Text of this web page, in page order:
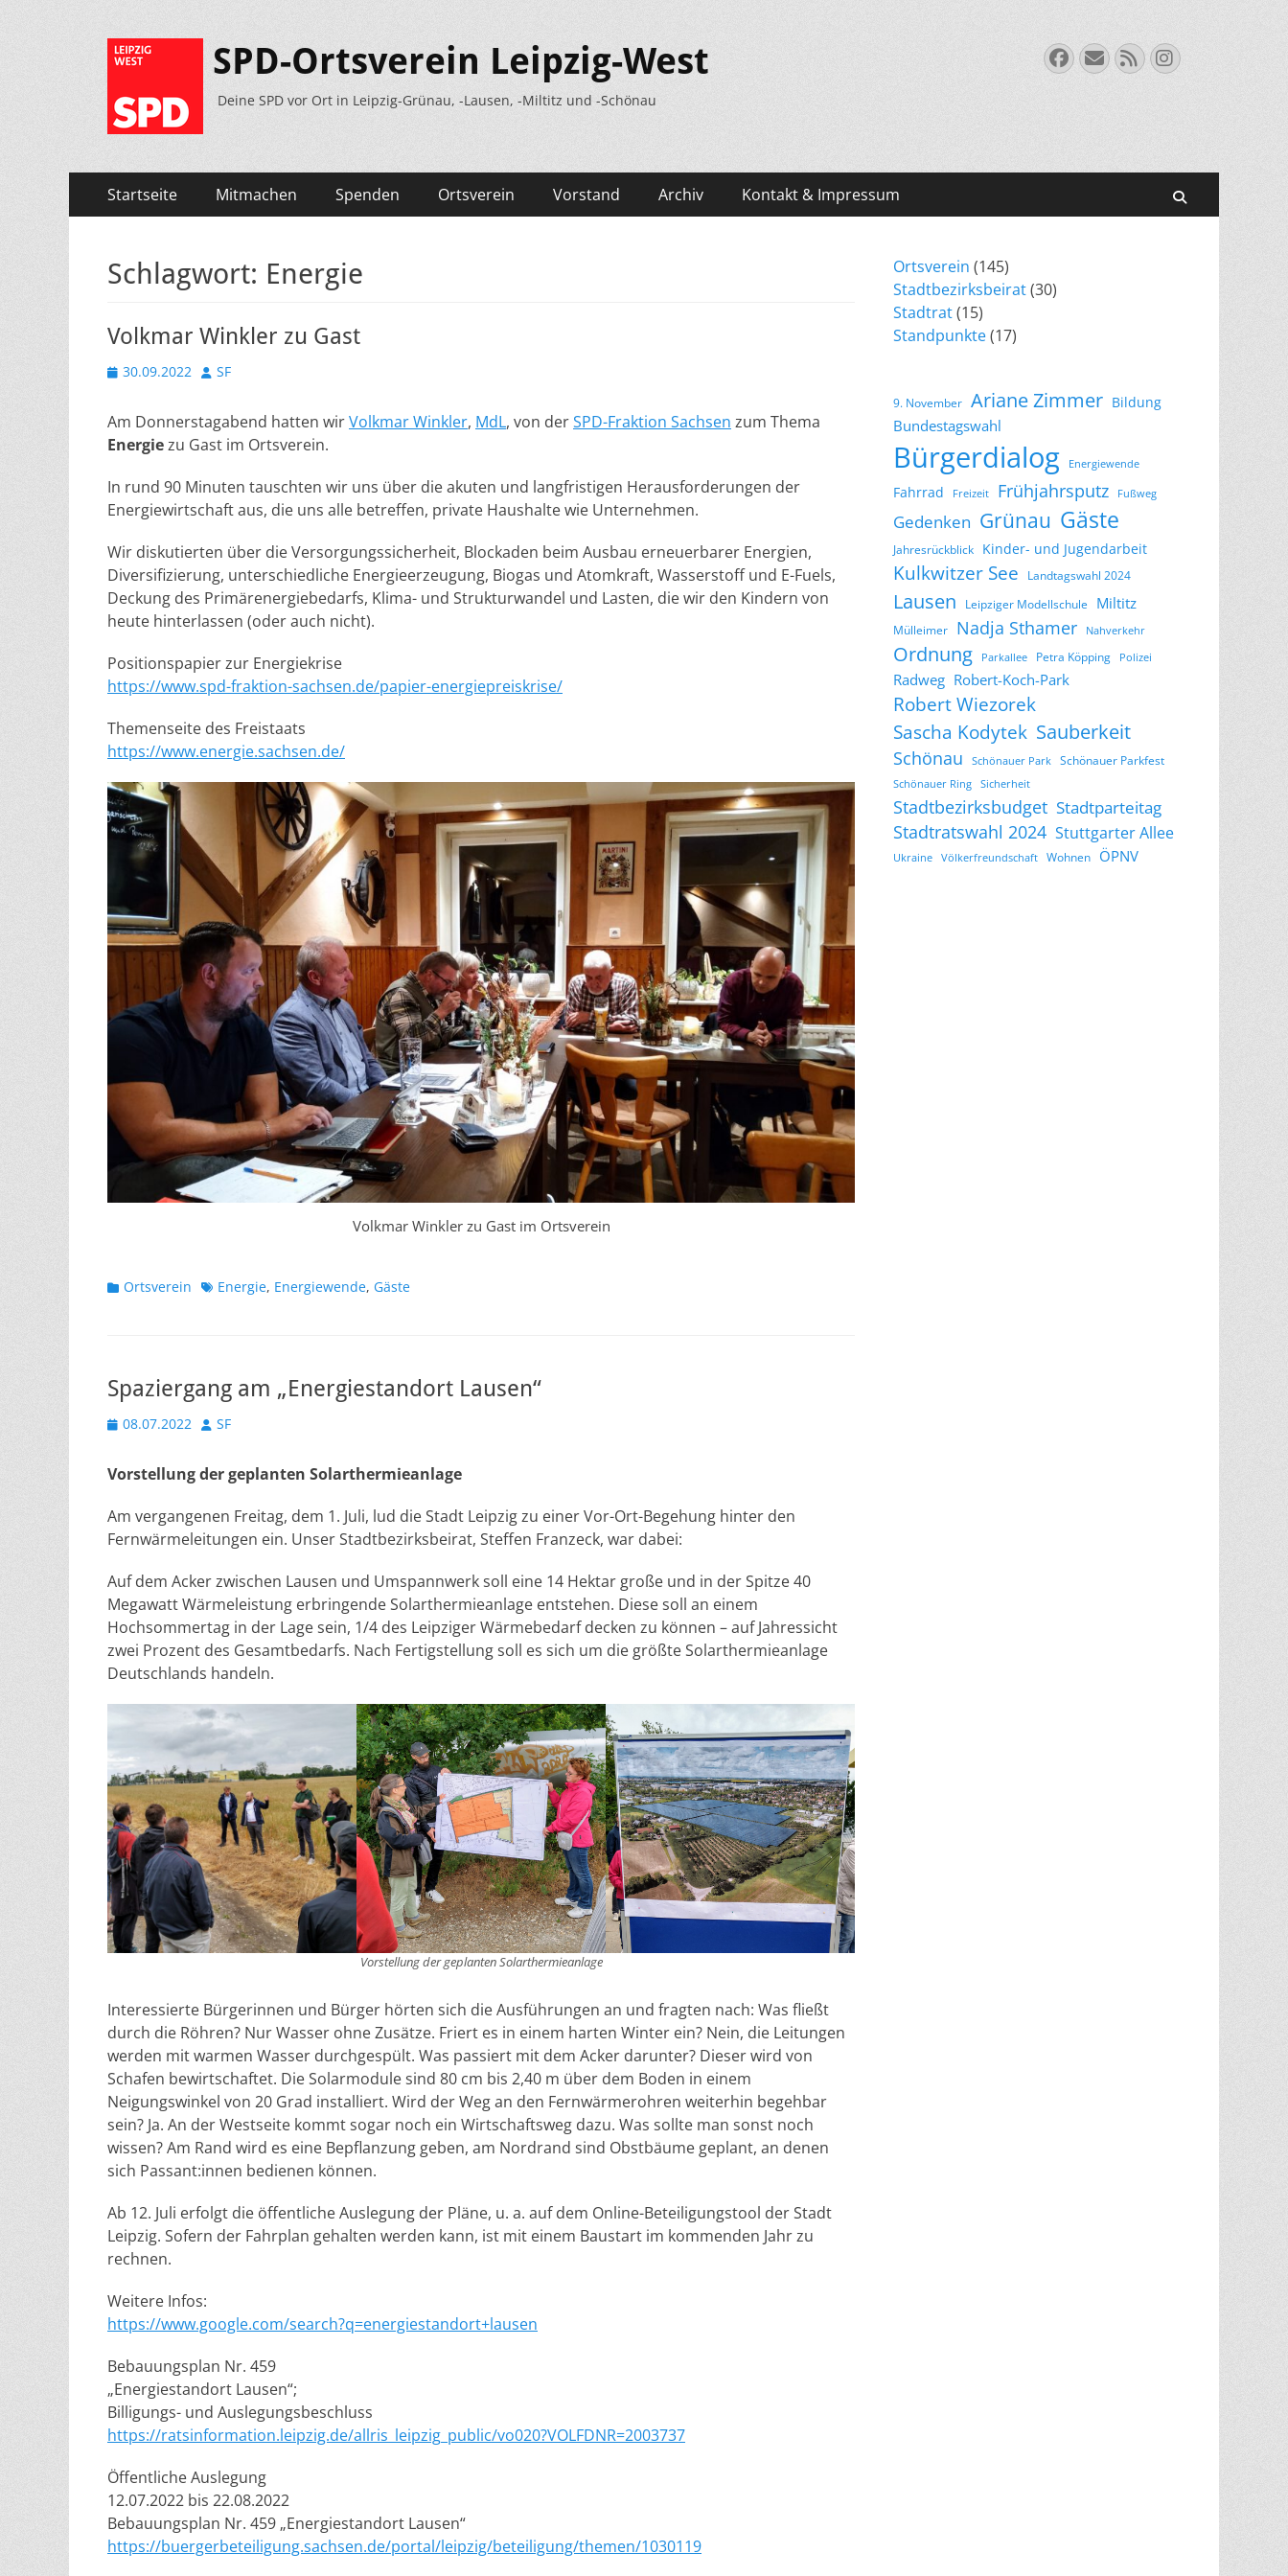
SPD-Ortsverein Leipzig-West
Deine SPD vor Ort in Leipzig-Grünau, -Lausen, -Miltitz und -Schönau
Facebook
E-
Mail
FeedInstagram
Primäres
Menü
Inhalt
Startseite Mitmachen Spenden Ortsverein Vorstand Archiv Kontakt & Impressum
Schlagwort: Energie
Volkmar Winkler zu Gast
Veröffentlicht
30.09.2022 Autor
SF
Am Donnerstagabend hatten wirVolkmar Winkler, MdL, von derSPD-Fraktion Sachsen zum Thema
Energiezu Gast im Ortsverein.
In rund 90 Minuten tauschten wir uns über die akuten und langfristigen Herausforderungen der
Energiewirtschaft aus, die uns alle betreffen, private Haushalte wie Unternehmen.
Wir diskutierten über die Versorgungssicherheit, Blockaden beim Ausbau erneuerbarer Energien,
Diversifizierung, unterschiedliche Energieerzeugung, Biogas und Atomkraft, Wasserstoff und E-Fuels,
Deckung des Primärenergiebedarfs, Klima- und Strukturwandel und Lasten, die wir den Kindern von
heute hinterlassen (oder auch nicht).
Positionspapier zur Energiekrise
https://www.spd-fraktion-sachsen.de/papier-energiepreiskrise/
Themenseite des Freistaats
https://www.energie.sachsen.de/
Volkmar Winkler zu Gast im Ortsverein
Kategorien
Ortsverein Schlagworte
Energie, Energiewende, Gäste
Spaziergang am „Energiestandort Lausen“
Veröffentlicht
08.07.2022 Autor
SF
Vorstellung der geplanten Solarthermieanlage
Am vergangenen Freitag, dem 1. Juli, lud die Stadt Leipzig zu einer Vor-Ort-Begehung hinter den
Fernwärmeleitungen ein. Unser Stadtbezirksbeirat, Steffen Franzeck, war dabei:
Auf dem Acker zwischen Lausen und Umspannwerk soll eine 14 Hektar große und in der Spitze 40
Megawatt Wärmeleistung erbringende Solarthermieanlage entstehen. Diese soll an einem
Hochsommertag in der Lage sein, 1/4 des Leipziger Wärmebedarf decken zu können – auf Jahressicht
zwei Prozent des Gesamtbedarfs. Nach Fertigstellung soll es sich um die größte Solarthermieanlage
Deutschlands handeln.
Vorstellung der geplanten Solarthermieanlage
Interessierte Bürgerinnen und Bürger hörten sich die Ausführungen an und fragten nach: Was fließt
durch die Röhren? Nur Wasser ohne Zusätze. Friert es in einem harten Winter ein? Nein, die Leitungen
werden mit warmen Wasser durchgespült. Was passiert mit dem Acker darunter? Dieser wird von
Schafen bewirtschaftet. Die Solarmodule sind 80 cm bis 2,40 m über dem Boden in einem
Neigungswinkel von 20 Grad installiert. Wird der Weg an den Fernwärmerohren weiterhin begehbar
sein? Ja. An der Westseite kommt sogar noch ein Wirtschaftsweg dazu. Was sollte man sonst noch
wissen? Am Rand wird es eine Bepflanzung geben, am Nordrand sind Obstbäume geplant, an denen
sich Passant:innen bedienen können.
Ab 12. Juli erfolgt die öffentliche Auslegung der Pläne, u. a. auf dem Online-Beteiligungstool der Stadt
Leipzig. Sofern der Fahrplan gehalten werden kann, ist mit einem Baustart im kommenden Jahr zu
rechnen.
Weitere Infos:
https://www.google.com/search?q=energiestandort+lausen
Bebauungsplan Nr. 459
„Energiestandort Lausen“;
Billigungs- und Auslegungsbeschluss
https://ratsinformation.leipzig.de/allris_leipzig_public/vo020?VOLFDNR=2003737
Öffentliche Auslegung
12.07.2022 bis 22.08.2022
Bebauungsplan Nr. 459 „Energiestandort Lausen“
https://buergerbeteiligung.sachsen.de/portal/leipzig/beteiligung/themen/1030119
Ortsverein (145)
Stadtbezirksbeirat(30)
Stadtrat(15)
Standpunkte(17)
9. November Ariane Zimmer Bildung
Bundestagswahl
Bürgerdialog Energiewende
Fahrrad Freizeit Frühjahrsputz Fußweg
Gedenken Grünau Gäste
Jahresrückblick Kinder- und Jugendarbeit
Kulkwitzer See Landtagswahl 2024
Lausen Leipziger Modellschule Miltitz
Mülleimer Nadja Sthamer Nahverkehr
Ordnung Parkallee Petra Köpping Polizei
Radweg Robert-Koch-Park
Robert Wiezorek
Sascha Kodytek Sauberkeit
Schönau Schönauer Park Schönauer Parkfest
Schönauer Ring Sicherheit
Stadtbezirksbudget Stadtparteitag
Stadtratswahl 2024 Stuttgarter Allee
Ukraine Völkerfreundschaft Wohnen ÖPNV